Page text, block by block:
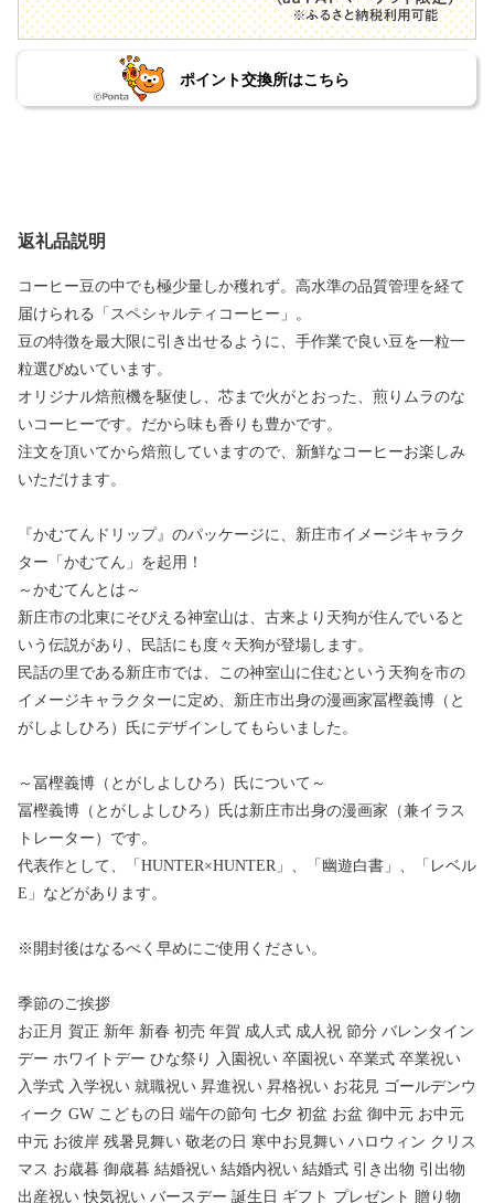
ポイント交換所はこちら
返礼品説明
コーヒー豆の中でも極少量しか穫れず。高水準の品質管理を経て
届けられる「スペシャルティコーヒー」。
豆の特徴を最大限に引き出せるように、手作業で良い豆を一粒一
粒選びぬいています。
オリジナル焙煎機を駆使し、芯まで火がとおった、煎りムラのな
いコーヒーです。だから味も香りも豊かです。
注文を頂いてから焙煎していますので、新鮮なコーヒーお楽しみ
いただけます。
『かむてんドリップ』のパッケージに、新庄市イメージキャラク
ター「かむてん」を起用！
～かむてんとは～
新庄市の北東にそびえる神室山は、古来より天狗が住んでいると
いう伝説があり、民話にも度々天狗が登場します。
民話の里である新庄市では、この神室山に住むという天狗を市の
イメージキャラクターに定め、新庄市出身の漫画家冨樫義博（と
がしよしひろ）氏にデザインしてもらいました。
～冨樫義博（とがしよしひろ）氏について～
冨樫義博（とがしよしひろ）氏は新庄市出身の漫画家（兼イラス
トレーター）です。
代表作として、「HUNTER×HUNTER」、「幽遊白書」、「レベル
E」などがあります。
※開封後はなるべく早めにご使用ください。
季節のご挨拶
お正月 賀正 新年 新春 初売 年賀 成人式 成人祝 節分 バレンタイン
デー ホワイトデー ひな祭り 入園祝い 卒園祝い 卒業式 卒業祝い
入学式 入学祝い 就職祝い 昇進祝い 昇格祝い お花見 ゴールデンウ
ィーク GW こどもの日 端午の節句 七夕 初盆 お盆 御中元 お中元
中元 お彼岸 残暑見舞い 敬老の日 寒中お見舞い ハロウィン クリス
マス お歳暮 御歳暮 結婚祝い 結婚内祝い 結婚式 引き出物 引出物
出産祝い 快気祝い バースデー 誕生日 ギフト プレゼント 贈り物